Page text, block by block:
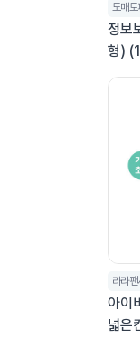
도매토
정보
형)
라라팬
아이
넓